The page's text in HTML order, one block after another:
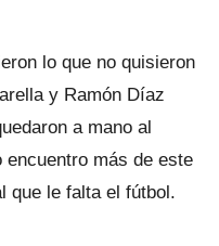
lo que no quisieron
y Ramón Díaz
a mano al
más de este
que le falta el fútbol.